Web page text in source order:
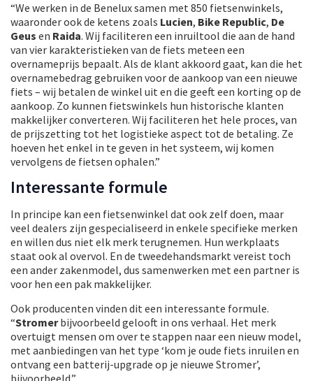
“We werken in de Benelux samen met 850 fietsenwinkels,
waaronder ook de ketens zoals Lucien, Bike Republic, De
Geus en Raida. Wij faciliteren een inruiltool die aan de hand
van vier karakteristieken van de fiets meteen een
overnameprijs bepaalt. Als de klant akkoord gaat, kan die het
overnamebedrag gebruiken voor de aankoop van een nieuwe
fiets – wij betalen de winkel uit en die geeft een korting op de
aankoop. Zo kunnen fietswinkels hun historische klanten
makkelijker converteren. Wij faciliteren het hele proces, van
de prijszetting tot het logistieke aspect tot de betaling. Ze
hoeven het enkel in te geven in het systeem, wij komen
vervolgens de fietsen ophalen.”
Interessante formule
In principe kan een fietsenwinkel dat ook zelf doen, maar
veel dealers zijn gespecialiseerd in enkele specifieke merken
en willen dus niet elk merk terugnemen. Hun werkplaats
staat ook al overvol. En de tweedehandsmarkt vereist toch
een ander zakenmodel, dus samenwerken met een partner is
voor hen een pak makkelijker.
Ook producenten vinden dit een interessante formule.
“Stromerbijvoorbeeld gelooft in ons verhaal. Het merk
overtuigt mensen om over te stappen naar een nieuw model,
met aanbiedingen van het type ‘kom je oude fiets inruilen en
ontvang een batterij-upgrade op je nieuwe Stromer’,